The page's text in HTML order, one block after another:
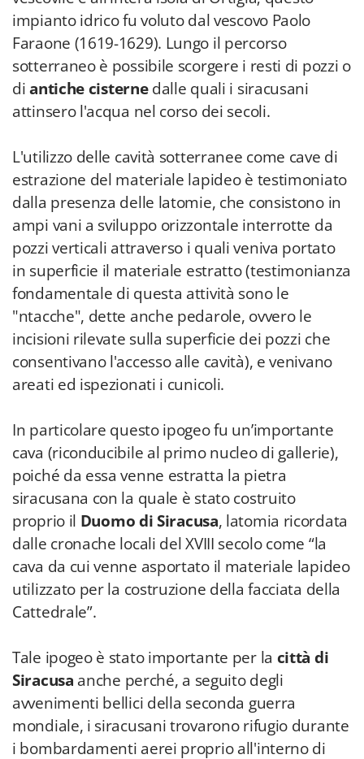
impianto idrico fu voluto dal vescovo Paolo
Faraone (1619-1629). Lungo il percorso
sotterraneo è possibile scorgere i resti di pozzi o
diantiche cisternedalle quali i siracusani
attinsero l'acqua nel corso dei secoli.
L'utilizzo delle cavità sotterranee come cave di
estrazione del materiale lapideo è testimoniato
dalla presenza delle latomie, che consistono in
ampi vani a sviluppo orizzontale interrotte da
pozzi verticali attraverso i quali veniva portato
in superficie il materiale estratto (testimonianza
fondamentale di questa attività sono le
"ntacche", dette anche pedarole, ovvero le
incisioni rilevate sulla superficie dei pozzi che
consentivano l'accesso alle cavità), e venivano
areati ed ispezionati i cunicoli.
In particolare questo ipogeo fu un’importante
cava (riconducibile al primo nucleo di gallerie),
poiché da essa venne estratta la pietra
siracusana con la quale è stato costruito
proprio il Duomo di Siracusa, latomia ricordata
dalle cronache locali del XVIII secolo come “la
cava da cui venne asportato il materiale lapideo
utilizzato per la costruzione della facciata della
Cattedrale”.
Tale ipogeo è stato importante per la città di
Siracusa anche perché, a seguito degli
avvenimenti bellici della seconda guerra
mondiale, i siracusani trovarono rifugio durante
i bombardamenti aerei proprio all'interno di